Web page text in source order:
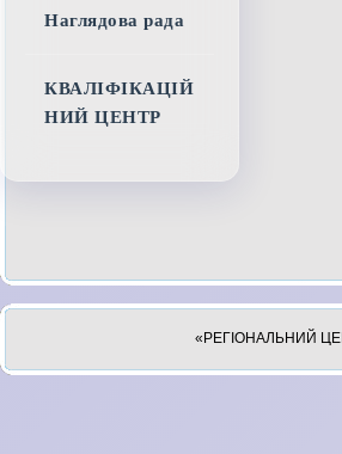
Наглядова рада
КВАЛІФІКАЦІЙ
НИЙ ЦЕНТР
«РЕГІОНАЛЬНИЙ